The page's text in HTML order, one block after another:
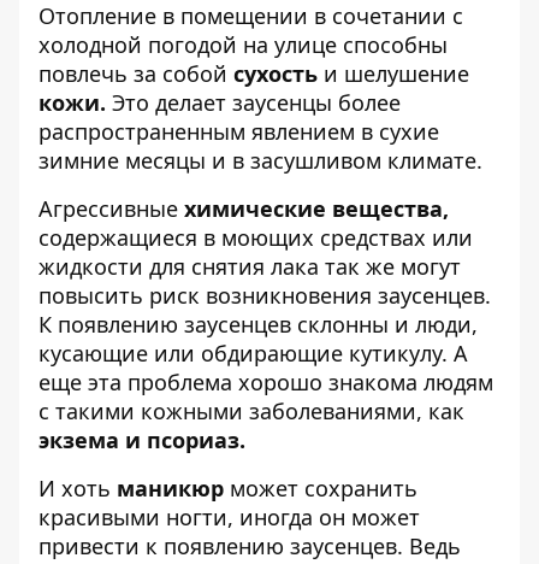
Отопление в помещении в сочетании с
холодной погодой на улице способны
повлечь за собой сухость и шелушение
кожи. Это делает заусенцы более
распространенным явлением в сухие
зимние месяцы и в засушливом климате.
Агрессивные химические вещества,
содержащиеся в моющих средствах или
жидкости для снятия лака так же могут
повысить риск возникновения заусенцев.
К появлению заусенцев склонны и люди,
кусающие или обдирающие кутикулу. А
еще эта проблема хорошо знакома людям
с такими кожными заболеваниями, как
экзема и псориаз.
И хоть маникюр может сохранить
красивыми ногти, иногда он может
привести к появлению заусенцев. Ведь